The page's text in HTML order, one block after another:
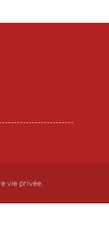
vie privée.